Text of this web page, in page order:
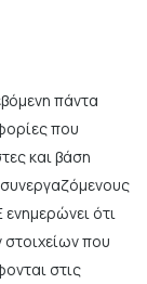
πάντα
που
και βάση
ότι
που
στις